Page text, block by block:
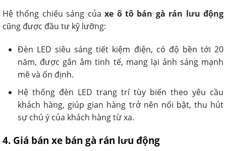
Hệ thống chiếu sáng củaxe ô tô bán gà rán lưu động
cũng được đầu tư kỹ lưỡng:
Đèn LED siêu sáng tiết kiệm điện, có độ bền tới 20
năm, được gắn âm tinh tế, mang lại ánh sáng mạnh
mẽ và ổn định.
Hệ thống đèn LED trang trí tùy biến theo yêu cầu
khách hàng, giúp gian hàng trở nên nổi bật, thu hút
sự chú ý của khách hàng từ xa.
4. Giá bán xe bán gà rán lưu động